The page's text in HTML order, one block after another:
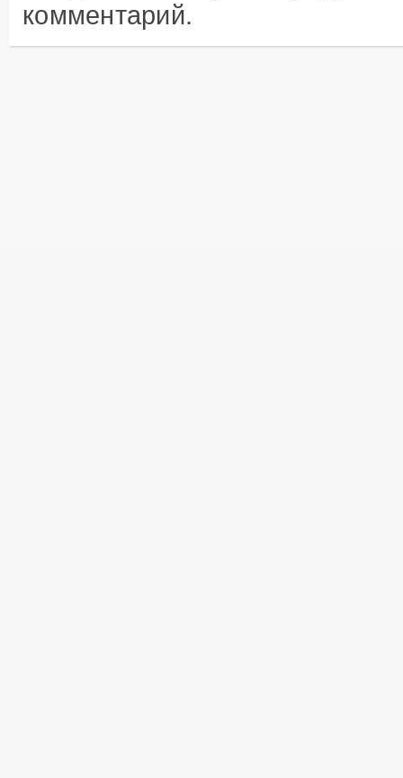
комментарий.